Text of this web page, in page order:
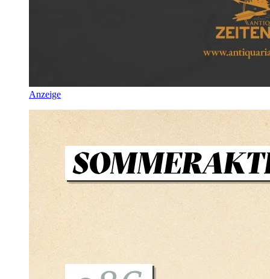
Anzeige